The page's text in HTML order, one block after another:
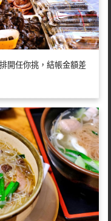
開任你挑，結帳金額差